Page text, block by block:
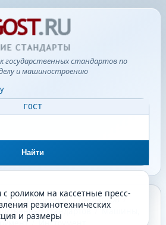
государственных стандартов по
и машиностроению
ГОСТ
Найти
роликом на кассетные пресс-
резинотехнических
и размеры
стандартов /
стандартов / Машины,